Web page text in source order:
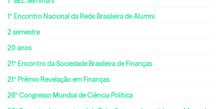
1º Encontro Nacional da Rede Brasileira de Alumni
2 semestre
20 anos
21º Encontro da Sociedade Brasileira de Finanças
21º Prêmio Revelação em Finanças
26º Congresso Mundial de Ciência Política